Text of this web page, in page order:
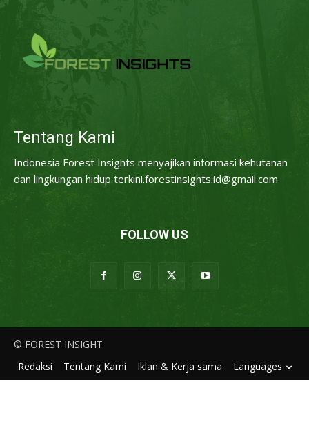
Tentang Kami
Indonesia Forest Insights menyajikan informasi kehutanan
dan lingkungan hidup terkini.forestinsights.id@gmail.com
FOLLOW US
© FOREST INSIGHT
Redaksi
Tentang Kami Iklan & Kerja sama Languages